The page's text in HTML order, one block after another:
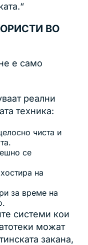
ВО
е само
реални
техника:
чиста и
се
на
за време на
системи кои
можат
закана,